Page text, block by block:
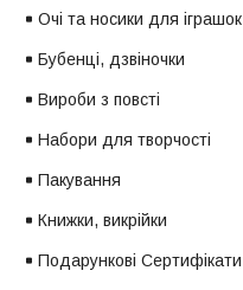
Очі та носики для іграшок
Бубенці, дзвіночки
Вироби з повсті
Набори для творчості
Пакування
Книжки, викрійки
Подарункові Сертифікати